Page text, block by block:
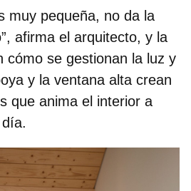
muy pequeña, no da la
afirma el arquitecto, y la
cómo se gestionan la luz y
y la ventana alta crean
que anima el interior a